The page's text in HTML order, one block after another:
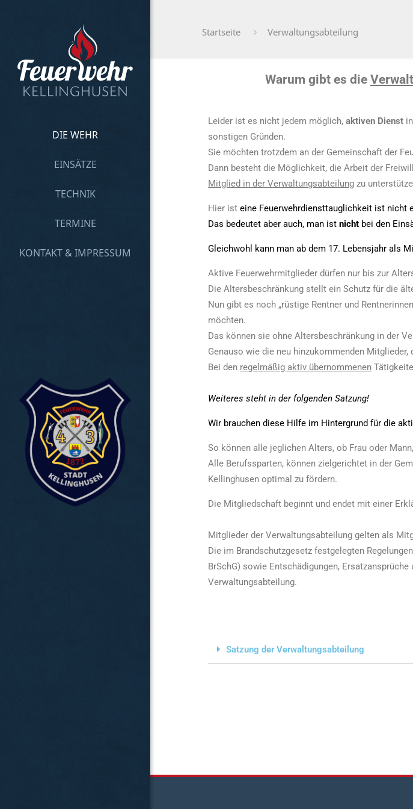
DIE WEHR
EINSÄTZE
TECHNIK
TERMINE
KONTAKT & IMPRESSUM
Startseite Verwaltungsabteilung
Warum gibt es die
Leider ist es nicht jedem möglich,aktiven Dienst
sonstigen Gründen.
Sie möchten trotzdem an der Gemeinschaft der
Dann besteht die Möglichkeit, die Arbeit der
Mitglied in der Verwaltungsabteilung zu
Hier isteine Feuerwehrdiensttauglichkeit ist nicht
Das bedeutet aber auch, man istnicht bei den
Gleichwohl kann man ab dem 17. Lebensjahr als
Aktive Feuerwehrmitglieder dürfen nur bis zur
Die Altersbeschränkung stellt ein Schutz für die
Nun gibt es noch „rüstige Rentner und
möchten.
Das können sie ohne Altersbeschränkung in der
Genauso wie die neu hinzukommenden
Bei den regelmäßig aktiv übernommenen
Weiteres steht in der folgenden Satzung!
Wir brauchen diese Hilfe im Hintergrund für die
So können alle jeglichen Alters, ob Frau oder
Alle Berufssparten, können zielgerichtet in der
Kellinghusen optimal zu fördern.
Die Mitgliedschaft beginnt und endet mit einer
Mitglieder der Verwaltungsabteilung gelten als
Die im Brandschutzgesetz festgelegten
BrSchG) sowie Entschädigungen,
Verwaltungsabteilung.
Satzung der Verwaltungsabteilung